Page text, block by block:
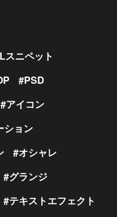
スニペット
PSD
アイコン
ション
オシャレ
グランジ
テキストエフェクト